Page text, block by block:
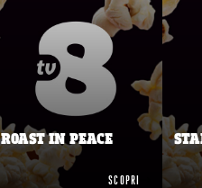
ROAST IN PEACE
SCOPRI